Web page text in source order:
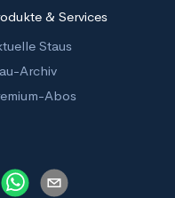
& Services
Staus
Archiv
Abos